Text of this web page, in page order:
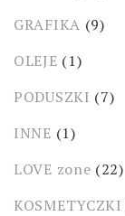
GRAFIKA (9)
OLEJE (1)
PODUSZKI (7)
INNE (1)
LOVE zone (22)
KOSMETYCZKI